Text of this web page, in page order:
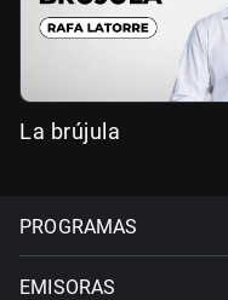
La brújula
PROGRAMAS
EMISORAS